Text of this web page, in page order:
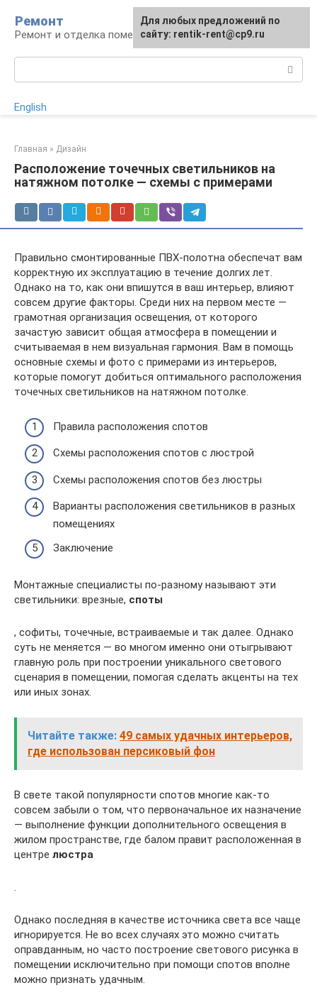
контенту
Ремонт
Ремонт и отделка помещений
English
Главная » Дизайн
Расположение точечных светильников на
натяжном потолке — схемы с примерами
Правильно смонтированные ПВХ-полотна обеспечат вам
корректную их эксплуатацию в течение долгих лет.
Однако на то, как они впишутся в ваш интерьер, влияют
совсем другие факторы. Среди них на первом месте —
грамотная организация освещения, от которого
зачастую зависит общая атмосфера в помещении и
считываемая в нем визуальная гармония. Вам в помощь
основные схемы и фото с примерами из интерьеров,
которые помогут добиться оптимального расположения
точечных светильников на натяжном потолке.
Правила расположения спотов
Схемы расположения спотов с люстрой
Схемы расположения спотов без люстры
Варианты расположения светильников в разных
помещениях
Заключение
Монтажные специалисты по-разному называют эти
светильники: врезные, споты
, софиты, точечные, встраиваемые и так далее. Однако
суть не меняется — во многом именно они отыгрывают
главную роль при построении уникального светового
сценария в помещении, помогая сделать акценты на тех
или иных зонах.
Читайте также: 49 самых удачных интерьеров,
где использован персиковый фон
В свете такой популярности спотов многие как-то
совсем забыли о том, что первоначальное их назначение
— выполнение функции дополнительного освещения в
жилом пространстве, где балом правит расположенная в
центре люстра
Однако последняя в качестве источника света все чаще
игнорируется. Не во всех случаях это можно считать
оправданным, но часто построение светового рисунка в
помещении исключительно при помощи спотов вполне
можно признать удачным.
Для любых предложений по
сайту: rentik-rent@cp9.ru